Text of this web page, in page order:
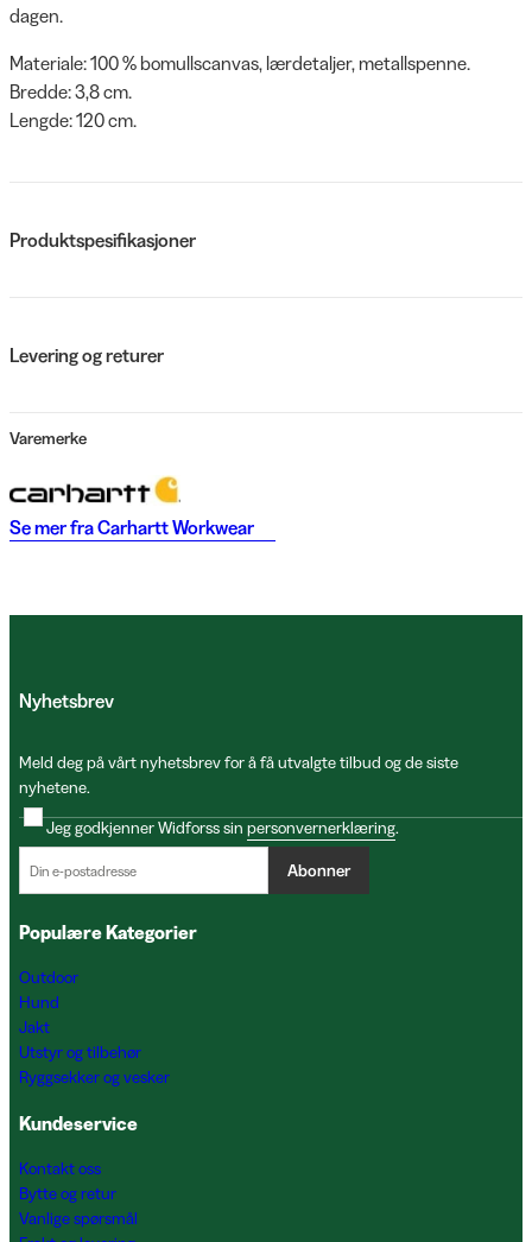
dagen.
Materiale: 100 % bomullscanvas, lærdetaljer, metallspenne.
Bredde: 3,8 cm.
Lengde: 120 cm.
Produktspesifikasjoner
Levering og returer
Varemerke
Se mer fraCarhartt Workwear
Nyhetsbrev
Meld deg på vårt nyhetsbrev for å få utvalgte tilbud og de siste
nyhetene.
Jeg godkjenner Widforss sin personvernerklæring.
Abonner
Populære Kategorier
Outdoor
Hund
Jakt
Utstyr og tilbehør
Ryggsekker og vesker
Kundeservice
Kontakt oss
Bytte og retur
Vanlige spørsmål